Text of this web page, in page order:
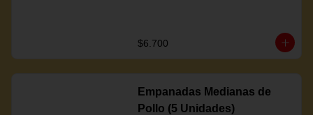
$6.700
Empanadas Medianas de
Pollo (5 Unidades)